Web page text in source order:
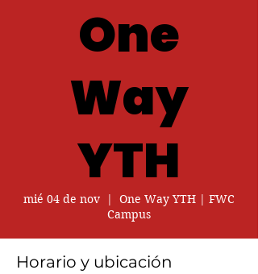
One
Way
YTH
mié 04 de nov
  |
One Way YTH | FWC
Campus
Horario y ubicación